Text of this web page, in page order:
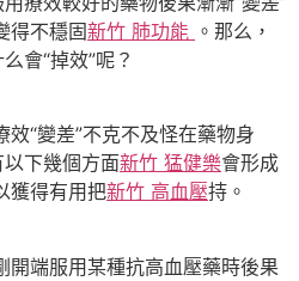
得不穩固新竹 肺功能 。那么，
會“掉效”呢？
“變差”不克不及怪在藥物身
下幾個方面新竹 猛健樂會形成
獲得有用把新竹 高血壓持。
端服用某種抗高血壓藥時後果